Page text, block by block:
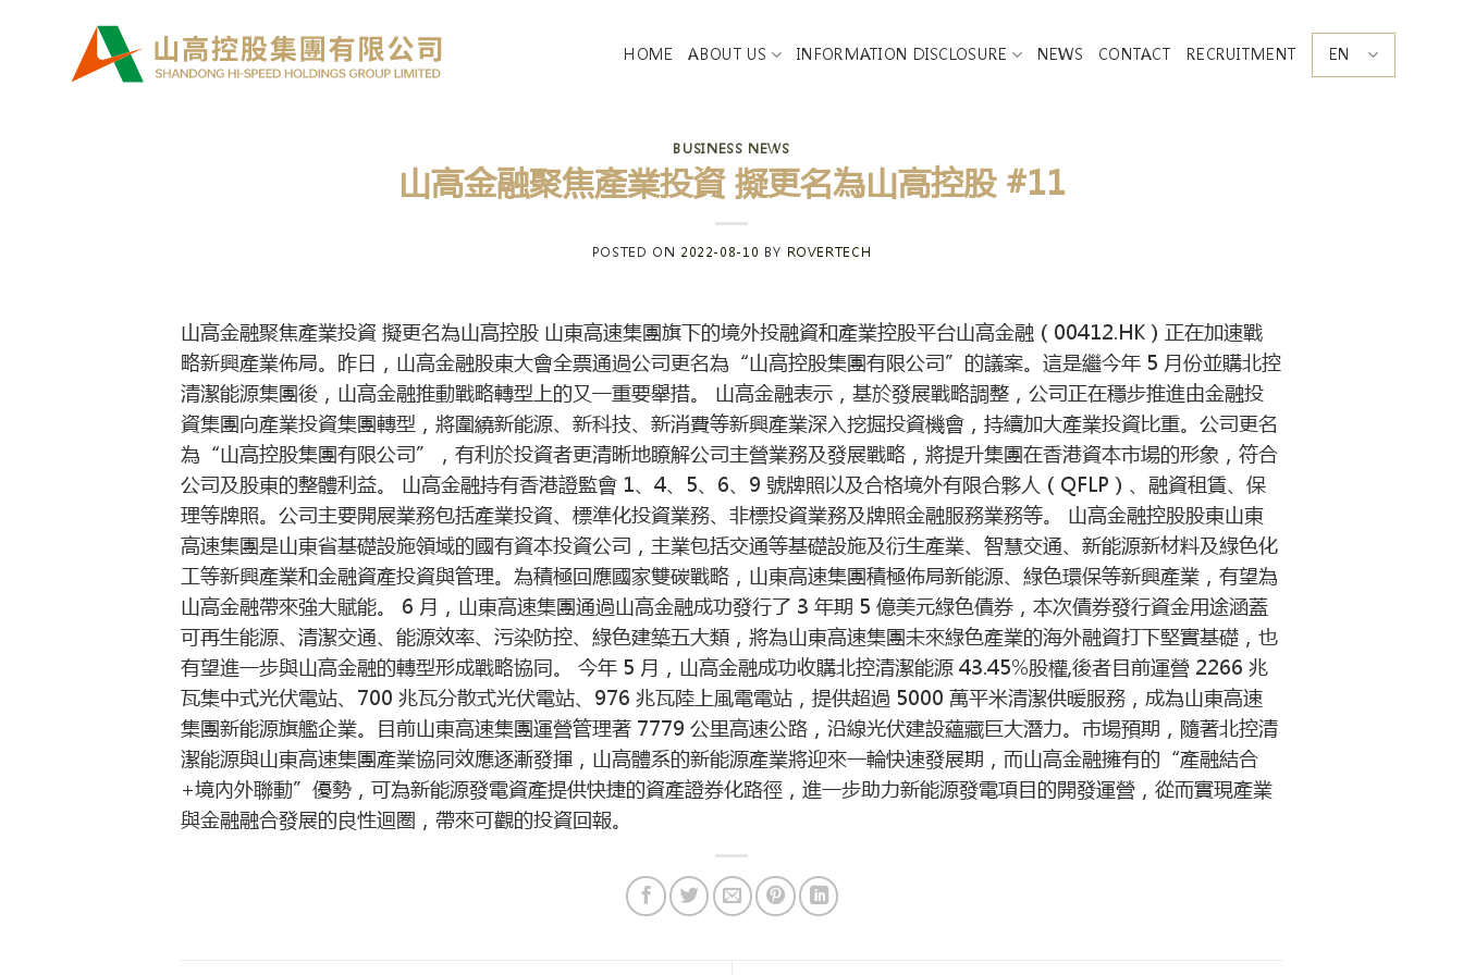
HOME ABOUT US INFORMATION DISCLOSURE NEWS CONTACT RECRUITMENT EN
BUSINESS NEWS
山高金融聚焦產業投資 擬更名為山高控股 #11
POSTED ON 2022-08-10 BY ROVERTECH
山高金融聚焦產業投資 擬更名為山高控股 山東高速集團旗下的境外投融資和產業控股平台山高金融（00412.HK）正在加速戰
略新興產業佈局。昨日，山高金融股東大會全票通過公司更名為“山高控股集團有限公司”的議案。這是繼今年 5 月份並購北控
清潔能源集團後，山高金融推動戰略轉型上的又一重要舉措。 山高金融表示，基於發展戰略調整，公司正在穩步推進由金融投
資集團向產業投資集團轉型，將圍繞新能源、新科技、新消費等新興產業深入挖掘投資機會，持續加大產業投資比重。公司更名
為“山高控股集團有限公司”，有利於投資者更清晰地瞭解公司主營業務及發展戰略，將提升集團在香港資本市場的形象，符合
公司及股東的整體利益。 山高金融持有香港證監會 1、4、5、6、9 號牌照以及合格境外有限合夥人（QFLP）、融資租賃、保
理等牌照。公司主要開展業務包括產業投資、標準化投資業務、非標投資業務及牌照金融服務業務等。 山高金融控股股東山東
高速集團是山東省基礎設施領域的國有資本投資公司，主業包括交通等基礎設施及衍生產業、智慧交通、新能源新材料及綠色化
工等新興產業和金融資產投資與管理。為積極回應國家雙碳戰略，山東高速集團積極佈局新能源、綠色環保等新興產業，有望為
山高金融帶來強大賦能。 6 月，山東高速集團通過山高金融成功發行了 3 年期 5 億美元綠色債券，本次債券發行資金用途涵蓋
可再生能源、清潔交通、能源效率、污染防控、綠色建築五大類，將為山東高速集團未來綠色產業的海外融資打下堅實基礎，也
有望進一步與山高金融的轉型形成戰略協同。 今年 5 月，山高金融成功收購北控清潔能源 43.45%股權,後者目前運營 2266 兆
瓦集中式光伏電站、700 兆瓦分散式光伏電站、976 兆瓦陸上風電電站，提供超過 5000 萬平米清潔供暖服務，成為山東高速
集團新能源旗艦企業。目前山東高速集團運營管理著 7779 公里高速公路，沿線光伏建設蘊藏巨大潛力。市場預期，隨著北控清
潔能源與山東高速集團產業協同效應逐漸發揮，山高體系的新能源產業將迎來一輪快速發展期，而山高金融擁有的“產融結合
+境內外聯動”優勢，可為新能源發電資產提供快捷的資產證券化路徑，進一步助力新能源發電項目的開發運營，從而實現產業
與金融融合發展的良性迴圈，帶來可觀的投資回報。